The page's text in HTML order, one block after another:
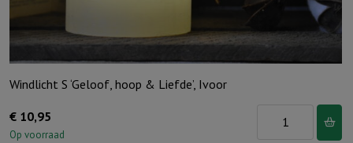
Windlicht S ‘Geloof, hoop & Liefde’, Ivoor
€ 10,95
Op voorraad